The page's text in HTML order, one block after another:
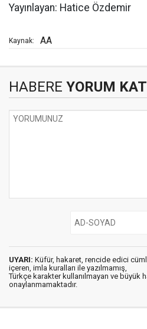
Yayınlayan: Hatice Özdemir
Kaynak: AA
HABERE YORUM KAT
UYARI: Küfür, hakaret, rencide edici
içeren, imla kuralları ile yazılmamış,
Türkçe karakter kullanılmayan ve büyük
onaylanmamaktadır.